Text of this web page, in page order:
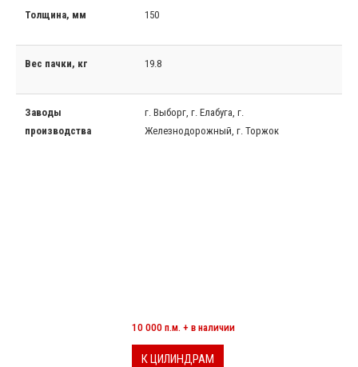
Толщина, мм 150
Вес пачки, кг 19.8
Заводы
производства
г. Выборг, г. Елабуга, г.
Железнодорожный, г. Торжок
10 000 п.м. + в наличии
К ЦИЛИНДРАМ